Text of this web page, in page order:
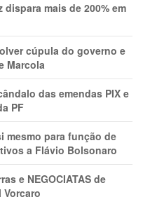
mais de 200% em
cúpula do governo e
Marcola
das emendas PIX e
PF
mesmo para função de
a Flávio Bolsonaro
e NEGOCIATAS de